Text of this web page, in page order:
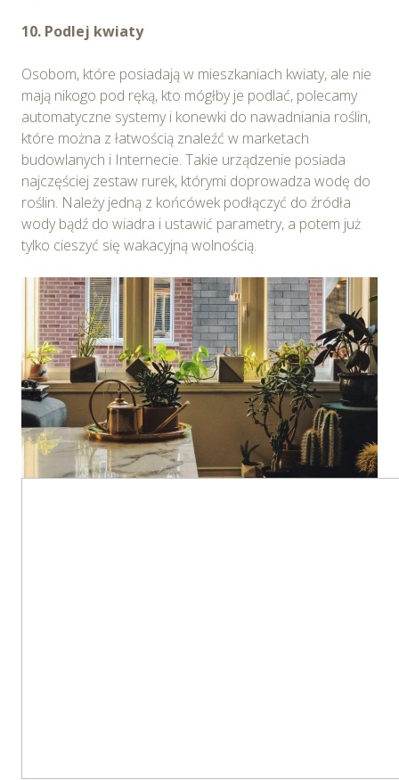
dotyczące prywatności związane z korzystaniem z Serwisu
Wybierając opcję „Zgadzam się” wyrażasz zgodę na
Serwisie wszystkich plików cookie przez Spravia Sp. z
Partnerów we wskazanych powyżej celach.Wyrażenie
Możesz wycofać zgodę i dokonać zmiany ustawień
każdej chwili za pośrednictwem panelu „Ustawienia plików
poziomuPolityki prywatności – pliki cookie.
Możesz również dostosować wybory dotyczące plików
przez Ciebie celach poprzez wybranie opcji „Dostosuj
10. Podlej kwiaty
Osobom, które posiadają w mieszkaniach kwiaty, ale nie
mają nikogo pod ręką, kto mógłby je podlać, polecamy
automatyczne systemy i konewki do nawadniania roślin,
które można z łatwością znaleźć w marketach
budowlanych i Internecie. Takie urządzenie posiada
najczęściej zestaw rurek, którymi doprowadza wodę do
roślin. Należy jedną z końcówek podłączyć do źródła
wody bądź do wiadra i ustawić parametry, a potem już
tylko cieszyć się wakacyjną wolnością.